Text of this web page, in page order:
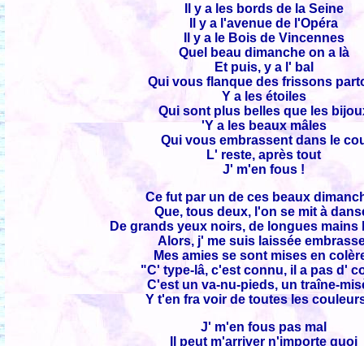
Il y a les bords de la Seine
Il y a l'avenue de l'Opéra
Il y a le Bois de Vincennes
Quel beau dimanche on a là
Et puis, y a l' bal
Qui vous flanque des frissons
Y a les étoiles
Qui sont plus belles que les
'Y a les beaux mâles
Qui vous embrassent dans le
L' reste, après tout
J' m'en fous !
Ce fut par un de ces beaux
Que, tous deux, l'on se mit à
De grands yeux noirs, de longues mains
Alors, j' me suis laissée
Mes amies se sont mises en
"C' type-lâ, c'est connu, il a pas d'
C'est un va-nu-pieds, un traîne-
Y t'en fra voir de toutes les
J' m'en fous pas mal
Il peut m'arriver n'importe quoi